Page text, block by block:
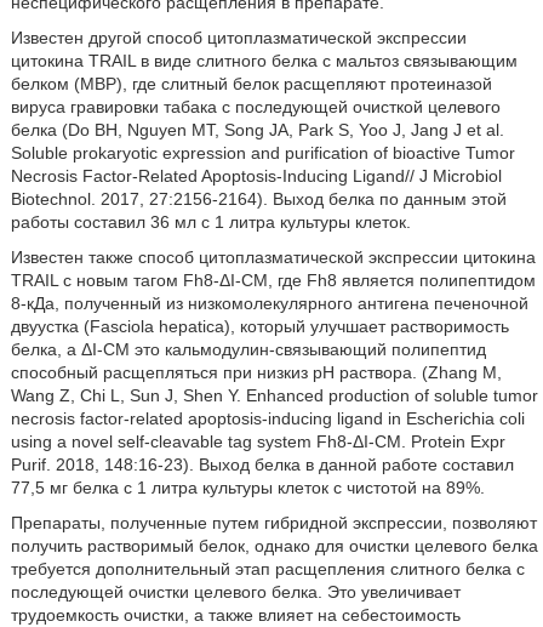
Известен другой способ цитоплазматической экспрессии
цитокина TRAIL в виде слитного белка с мальтоз связывающим
белком (МВР), где слитный белок расщепляют протеиназой
вируса гравировки табака с последующей очисткой целевого
белка (Do ВН, Nguyen МТ, Song JA, Park S, Yoo J, Jang J et al.
Soluble prokaryotic expression and purification of bioactive Tumor
Necrosis Factor-Related Apoptosis-Inducing Ligand// J Microbiol
Biotechnol. 2017, 27:2156-2164). Выход белка по данным этой
работы составил 36 мл с 1 литра культуры клеток.
Известен также способ цитоплазматической экспрессии цитокина
TRAIL с новым тагом Fh8-ΔI-CM, где Fh8 является полипептидом
8-кДа, полученный из низкомолекулярного антигена печеночной
двуустка (Fasciola hepatica), который улучшает растворимость
белка, a ΔI-CM это кальмодулин-связывающий полипептид
способный расщепляться при низкиз рН раствора. (Zhang М,
Wang Z, Chi L, Sun J, Shen Y. Enhanced production of soluble tumor
necrosis factor-related apoptosis-inducing ligand in Escherichia coli
using a novel self-cleavable tag system Fh8-ΔI-CM. Protein Expr
Purif. 2018, 148:16-23). Выход белка в данной работе составил
77,5 мг белка с 1 литра культуры клеток с чистотой на 89%.
Препараты, полученные путем гибридной экспрессии, позволяют
получить растворимый белок, однако для очистки целевого белка
требуется дополнительный этап расщепления слитного белка с
последующей очистки целевого белка. Это увеличивает
трудоемкость очистки, а также влияет на себестоимость